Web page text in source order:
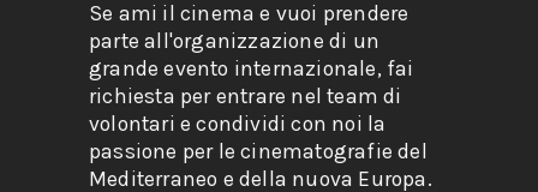
Se ami il cinema e vuoi prendere
parte all'organizzazione di un
grande evento internazionale, fai
richiesta per entrare nel team di
volontari e condividi con noi la
passione per le cinematografie del
Mediterraneo e della nuova Europa.